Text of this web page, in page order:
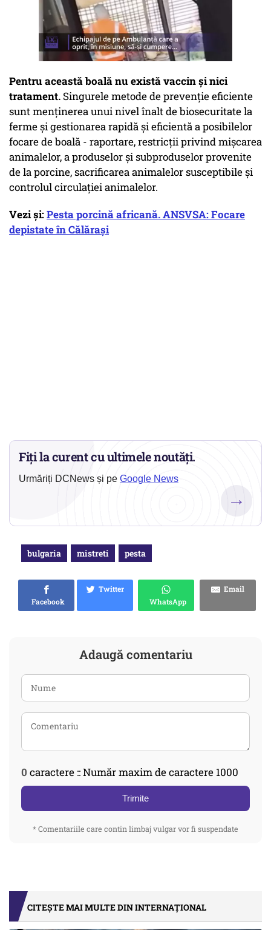
Pentru această boală nu există vaccin şi nici
tratament. Singurele metode de prevenţie eficiente
sunt menţinerea unui nivel înalt de biosecuritate la
ferme şi gestionarea rapidă şi eficientă a posibilelor
focare de boală - raportare, restricţii privind mişcarea
animalelor, a produselor şi subproduselor provenite
de la porcine, sacrificarea animalelor susceptibile şi
controlul circulaţiei animalelor.
Vezi și:Pesta porcină africană. ANSVSA: Focare
depistate în Călărași
Fiți la curent cu ultimele noutăți.
Urmăriți DCNews și pe Google News
→
bulgaria mistreti pesta
Facebook
Twitter
WhatsApp
Email
Adaugă comentariu
0 caractere :: Număr maxim de caractere 1000
Trimite
* Comentariile care contin limbaj vulgar vor fi suspendate
CITEȘTE MAI MULTE DIN INTERNAȚIONAL